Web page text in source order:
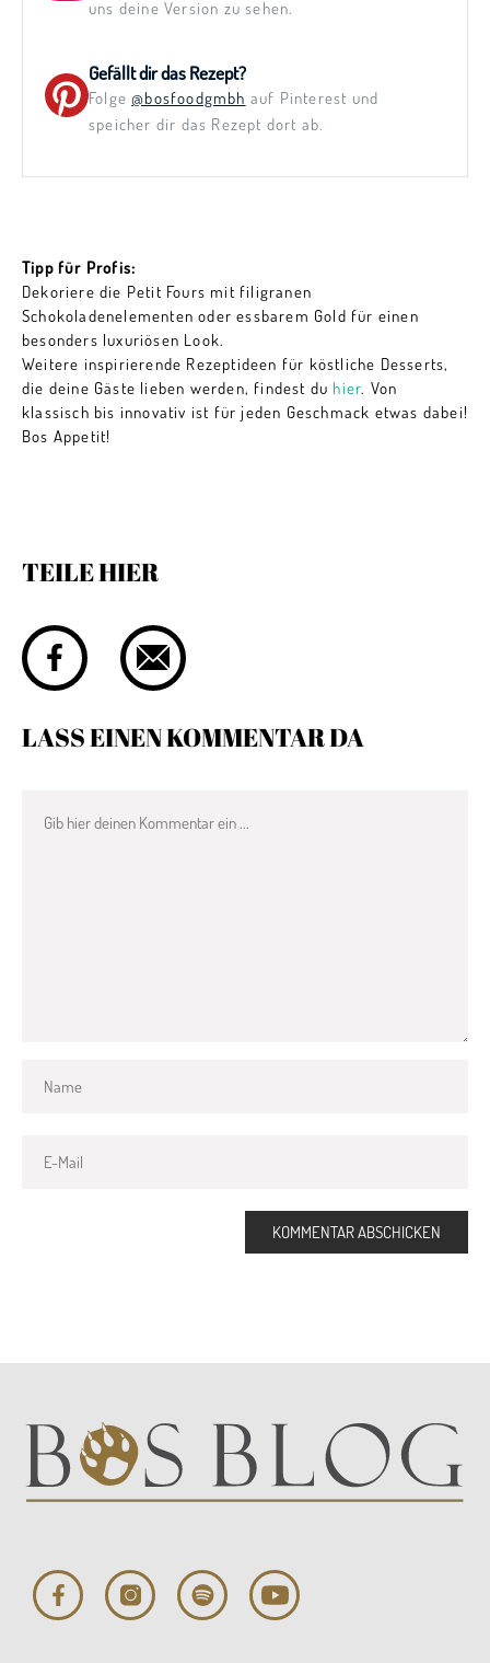
uns deine Version zu sehen.
Gefällt dir das Rezept?
Folge@bosfoodgmbh auf Pinterest und
speicher dir das Rezept dort ab.
Tipp für Profis:
Dekoriere die Petit Fours mit filigranen
Schokoladenelementen oder essbarem Gold für einen
besonders luxuriösen Look.
Weitere inspirierende Rezeptideen für köstliche Desserts,
die deine Gäste lieben werden, findest du hier. Von
klassisch bis innovativ ist für jeden Geschmack etwas dabei!
Bos Appetit!
LASS EINEN KOMMENTAR DA
TEILE HIER